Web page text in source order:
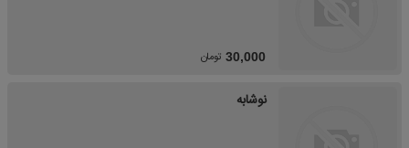
30,000 تومان
نوشابه